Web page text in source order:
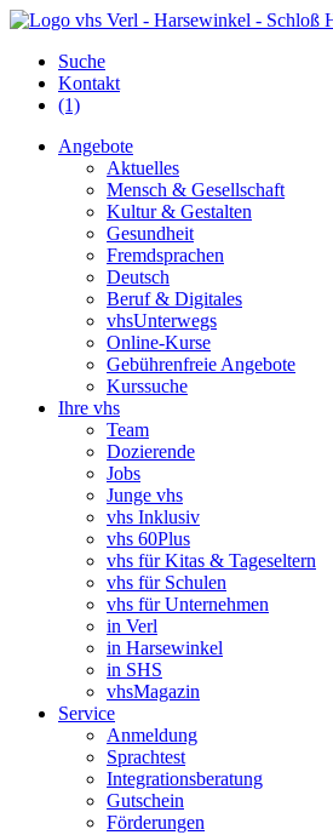
Suche
Kontakt
(1)
Angebote
Aktuelles
Mensch & Gesellschaft
Kultur & Gestalten
Gesundheit
Fremdsprachen
Deutsch
Beruf & Digitales
vhsUnterwegs
Online-Kurse
Gebührenfreie Angebote
Kurssuche
Ihre vhs
Team
Dozierende
Jobs
Junge vhs
vhs Inklusiv
vhs 60Plus
vhs für Kitas & Tageseltern
vhs für Schulen
vhs für Unternehmen
in Verl
in Harsewinkel
in SHS
vhsMagazin
Service
Anmeldung
Sprachtest
Integrationsberatung
Gutschein
Förderungen